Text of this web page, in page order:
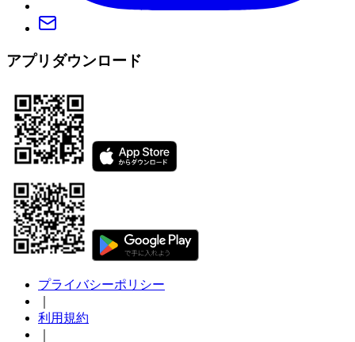
アプリダウンロード
プライバシーポリシー
利用規約